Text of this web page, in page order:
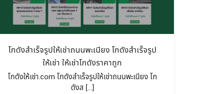
โกดังสำเร็จรูปให้เช่าถนนพะเนียง โกดังสำเร็จรูป
ให้เช่า ให้เช่าโกดังราคาถูก
โกดังให้เช่า.com โกดังสำเร็จรูปให้เช่าถนนพะเนียง โก
ดังส […]